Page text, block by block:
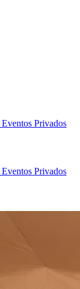
Eventos Privados
Eventos Privados